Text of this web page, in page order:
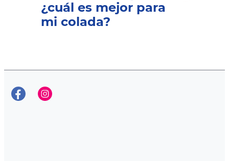
¿cuál es mejor para
mi colada?